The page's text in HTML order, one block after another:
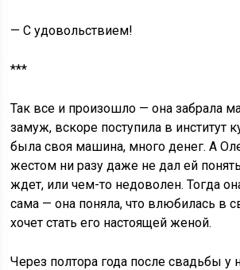
— С удовольствием!
***
Так все и произошло — она забрала
замуж, вскоре поступила в институт
была своя машина, много денег. А
жестом ни разу даже не дал ей
ждет, или чем-то недоволен. Тогда
сама — она поняла, что влюбилась в
хочет стать его настоящей женой.
Через полтора года после свадьбы у